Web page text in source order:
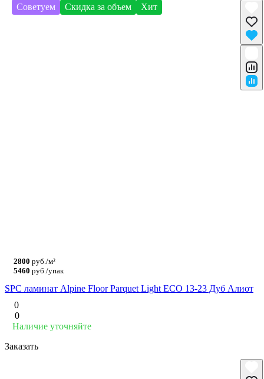
Советуем
Скидка за объем Хит
2800 руб./м²
5460 руб./упак
SPC ламинат Alpine Floor Parquet Light ЕСО 13-23 Дуб Алиот
0
0
Наличие уточняйте
Заказать